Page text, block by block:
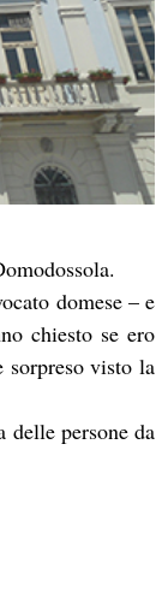
domese – e
chiesto se ero
sorpreso visto la
persone da